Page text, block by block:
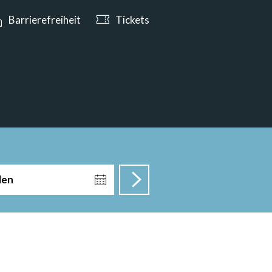
19:00 Uhr geöffnet
Barrierefreiheit Tickets